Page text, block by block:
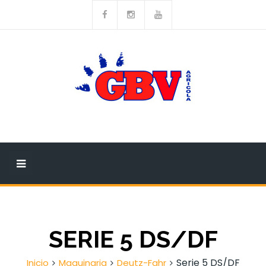
SERIE 5 DS/DF
Inicio Maquinaria Deutz-Fahr Serie 5 DS/DF